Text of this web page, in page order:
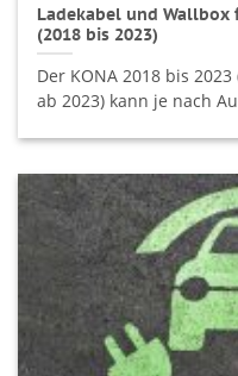
Ladekabel und Wallbox
(2018 bis 2023)
Der KONA 2018 bis
ab 2023) kann je nach